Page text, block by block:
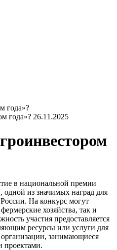
года»?
26.11.2025
в национальной премии
из значимых наград для
На конкурс могут
хозяйства, так и
участия предоставляется
ресурсы или услуги для
организации, занимающиеся
проектами.